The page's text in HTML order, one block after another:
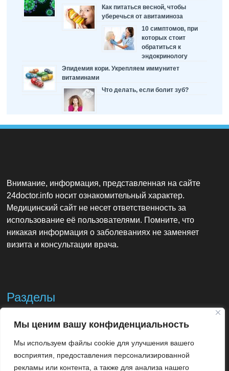
Мы ценим вашу конфиденциальность
Мы используем файлы cookie для улучшения вашего
восприятия, предоставления персонализированной
рекламы или контента, а также для анализа нашего
Как питаться весной, чтобы
уберечься от авитаминоза
10 симптомов, при
которых стоит
обратиться к
эндокринологу
Эпидемия кори. Укрепляем иммунитет
витаминами
Что делать, если болит зуб?
Внимание, информация, представленная на сайте
24doctor.info носит ознакомительный характер.
Медицинский сайт не несет ответственность за
использование её пользователями. Помните, что
никакая информация о заболеваниях не заменяет
визита и консультации врача.
Разделы
Контакты
Использование материалов